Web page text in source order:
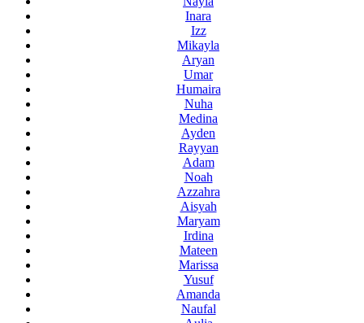
Inara
Izz
Mikayla
Aryan
Umar
Humaira
Nuha
Medina
Ayden
Rayyan
Adam
Noah
Azzahra
Aisyah
Maryam
Irdina
Mateen
Marissa
Yusuf
Amanda
Naufal